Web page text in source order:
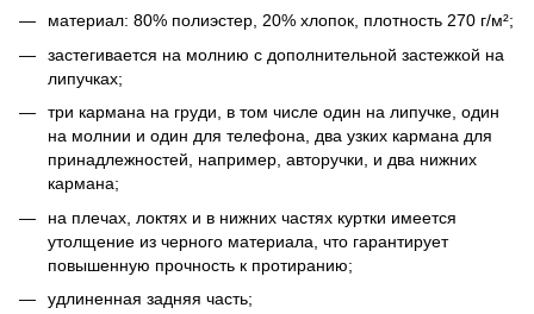
материал: 80% полиэстер, 20% хлопок, плотность 270 г/м²;
застегивается на молнию с дополнительной застежкой на
липучках;
три кармана на груди, в том числе один на липучке, один
на молнии и один для телефона, два узких кармана для
принадлежностей, например, авторучки, и два нижних
кармана;
на плечах, локтях и в нижних частях куртки имеется
утолщение из черного материала, что гарантирует
повышенную прочность к протиранию;
удлиненная задняя часть;